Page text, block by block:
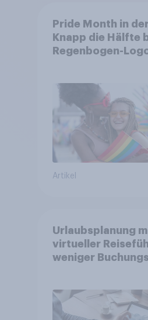
Pride Month in
Knapp die Hälfte
Regenbogen-
Artikel
Urlaubsplanung
virtueller
weniger